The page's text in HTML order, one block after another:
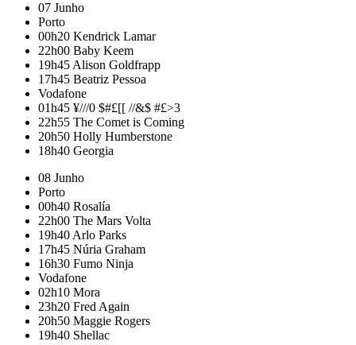
07 Junho
Porto
00h20 Kendrick Lamar
22h00 Baby Keem
19h45Alison Goldfrapp
17h45 Beatriz Pessoa
Vodafone
01h45 ¥///0 $#£[[ //&$ #£>3
22h55 The Comet is Coming
20h50 Holly Humberstone
18h40 Georgia
08 Junho
Porto
00h40 Rosalía
22h00 The Mars Volta
19h40Arlo Parks
17h45 Núria Graham
16h30 Fumo Ninja
Vodafone
02h10 Mora
23h20 Fred Again
20h50 Maggie Rogers
19h40 Shellac